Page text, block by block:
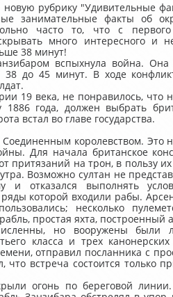
новую рубрику "Удивительные
занимательные факты об
часто то, что с
много интересного и
38 минут!
вспыхнула война.
38 до 45 минут. В ходе
19 века, не понравилось, что
1886 года, должен выбрать
встал во главе государства.
Соединенным королевством.
Для начала британское
притязаний на трон, в пользу
Возможно султан не
и отказался выполнять
которой входили рабы.
несколько
простая яхта, построенный
но вооружены были
класса и трех
отправил посланника с
встреча состоится только
огонь по береговой